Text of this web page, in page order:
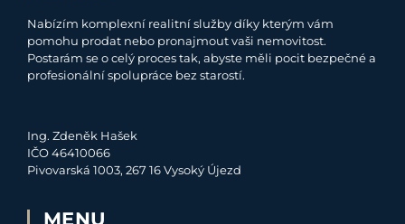
Nabízím komplexní realitní služby díky kterým vám
pomohu prodat nebo pronajmout vaši nemovitost.
Postarám se o celý proces tak, abyste měli pocit bezpečné a
profesionální spolupráce bez starostí.
Ing. Zdeněk Hašek
IČO 46410066
Pivovarská 1003, 267 16 Vysoký Újezd
MENU